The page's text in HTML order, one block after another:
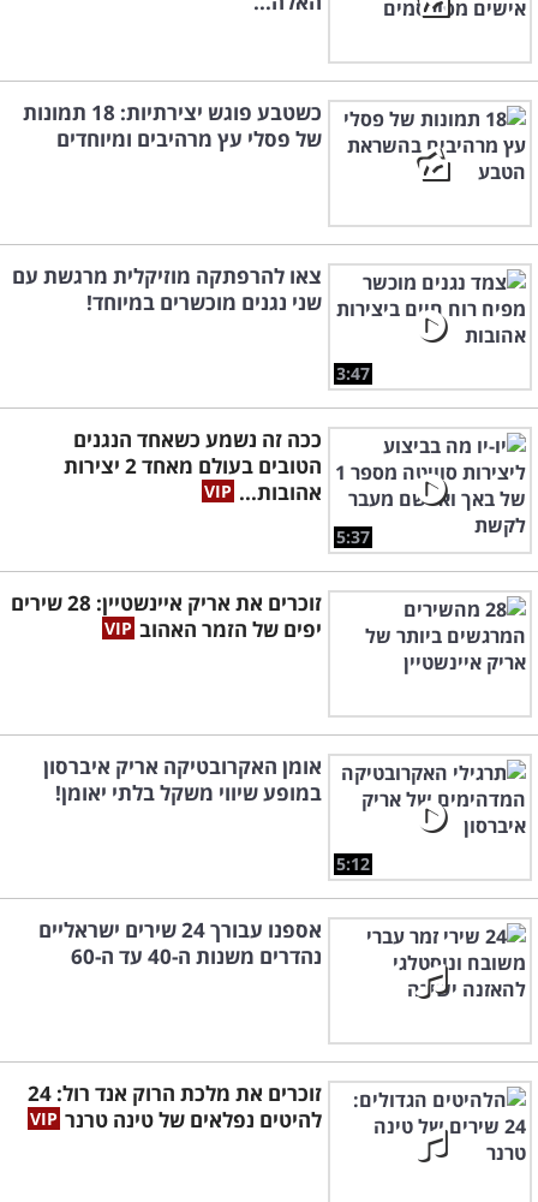
כשטבע פוגש יצירתיות: 18 תמונות
של פסלי עץ מרהיבים ומיוחדים
3:47
צאו להרפתקה מוזיקלית מרגשת עם
שני נגנים מוכשרים במיוחד!
5:37
ככה זה נשמע כשאחד הנגנים
הטובים בעולם מאחד 2 יצירות
אהובות...
זוכרים את אריק איינשטיין: 28 שירים
יפים של הזמר האהוב
5:12
אומן האקרובטיקה אריק איברסון
במופע שיווי משקל בלתי יאומן!
אספנו עבורך 24 שירים ישראליים
נהדרים משנות ה-40 עד ה-60
זוכרים את מלכת הרוק אנד רול: 24
להיטים נפלאים של טינה טרנר